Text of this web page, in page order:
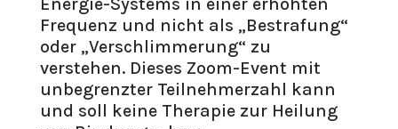
Frequenz und nicht als „Bestrafung“
oder „Verschlimmerung“ zu
verstehen. Dieses Zoom-Event mit
unbegrenzter Teilnehmerzahl kann
und soll keine Therapie zur Heilung